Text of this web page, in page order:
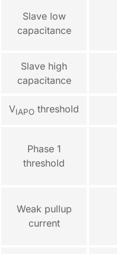
Slave low
capacitance
Slave high
capacitance
VIAPO threshold
Phase 1
threshold
Weak pullup
current